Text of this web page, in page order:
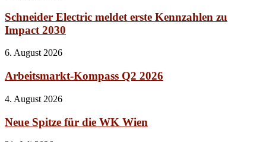
Schneider Electric meldet erste Kennzahlen zu
Impact 2030
6. August 2026
Arbeitsmarkt-Kompass Q2 2026
4. August 2026
Neue Spitze für die WK Wien